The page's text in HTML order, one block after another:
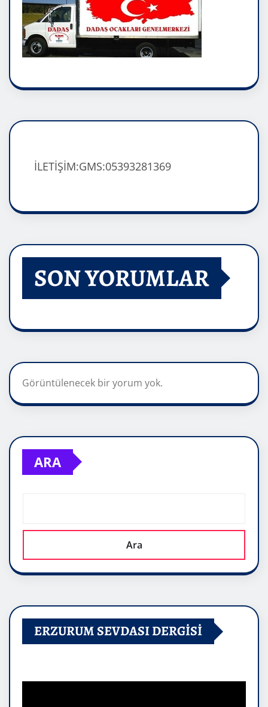
İLETİŞİM:GMS:05393281369
SON YORUMLAR
Görüntülenecek bir yorum yok.
ARA
Ara
ERZURUM SEVDASI DERGİSİ